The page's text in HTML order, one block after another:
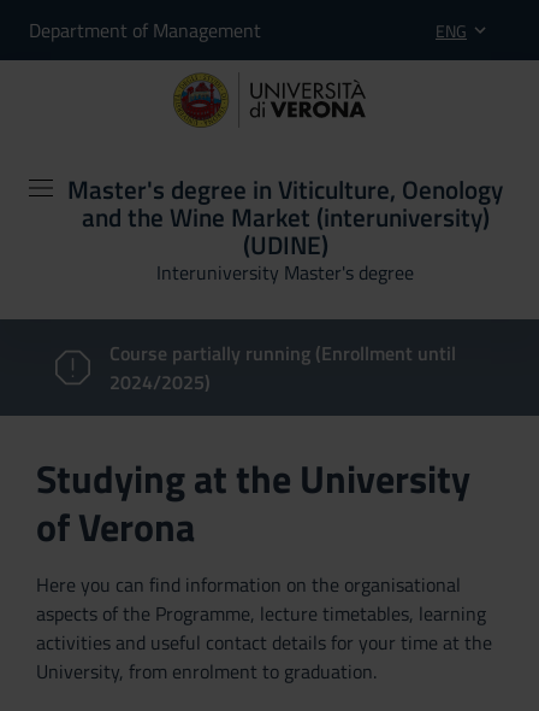
Department of Management ENG
Master's degree in Viticulture, Oenology
and the Wine Market (interuniversity)
(UDINE)
Interuniversity Master's degree
Course partially running (Enrollment until
2024/2025)
Studying at the University
of Verona
Here you can find information on the organisational
aspects of the Programme, lecture timetables, learning
activities and useful contact details for your time at the
University, from enrolment to graduation.